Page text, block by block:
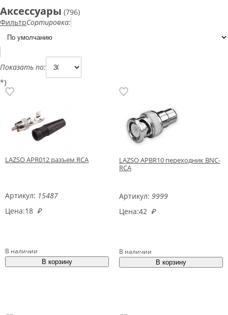
Аксессуары (796)
ФильтрСортировка:
Показать по:
*}
LAZSO APR012 разъем RCA
Артикул: 15487
Цена:18 ₽
В наличии
LAZSO APBR10 переходник BNC-
RCA
Артикул: 9999
Цена:42 ₽
В наличии